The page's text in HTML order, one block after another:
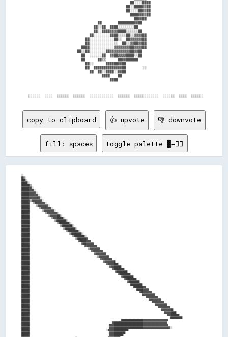
                                                    ██░░░░████
                                                  ██░░████▓▓██
                                                  ██░░░░██▓▓██
                                                    ████▓▓▓▓██
                                                      ██▓▓██
                                    ██        ████████▓▓██
                                  ██░░██  ████░░░░░░░░██
                                  ██░░████▓▓▓▓████░░░░░░██
                                ██░░░░░░░░████░░░░██░░▓▓▓▓██
                              ██░░░░░░░░░░░░██░░  ██▓▓▓▓▓▓██
                              ██░░░░░░░░░░░░░░  ██░░▓▓██▓▓██
                            ████░░░░░░░░░░░░▓▓▓▓▓▓▓▓██▓▓▓▓██
                          ██░░██░░░░░░░░██▓▓▓▓▓▓▓▓▓▓██▓▓██
                            ██  ░░░░░░██  ▓▓██▓▓▓▓████░░██
                            ██      ██▒▒      ██▓▓██████
                              ██░░      ██████▓▓██
                              ██  ██████████▓▓▓▓██        ░░
                                ██  ██░░████░░▓▓██
copy to clipboard 👍 upvote 👎 downvote
fill: spaces toggle palette ▓→✊🏽